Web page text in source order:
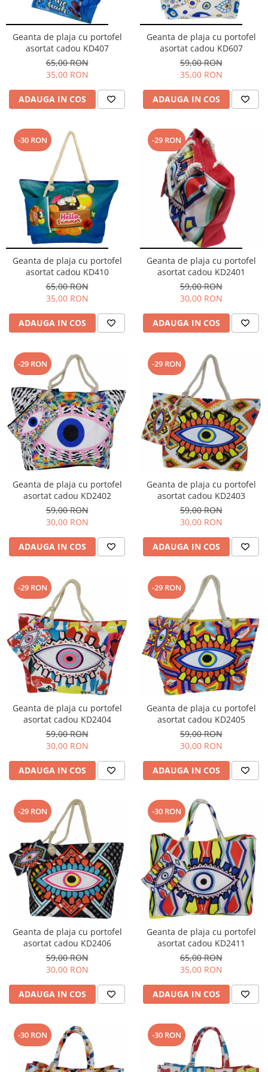
Cuverturi bumbac
Cuverturi catifea
Huse de protecție
Huse de protectie pat finet
Huse de protecție scaun
Prosoape
Prosoape de baie
Electrocasnice
Cântare electronice
Produse de cult religios
Geanta de plaja cu portofel
asortat cadou KD407
65,00 RON
35,00 RON
ADAUGA IN COS
Geanta de plaja cu portofel
asortat cadou KD607
59,00 RON
35,00 RON
ADAUGA IN COS
-30 RON
Geanta de plaja cu portofel
asortat cadou KD410
65,00 RON
35,00 RON
ADAUGA IN COS
-29 RON
Geanta de plaja cu portofel
asortat cadou KD2401
59,00 RON
30,00 RON
ADAUGA IN COS
-29 RON
Geanta de plaja cu portofel
asortat cadou KD2402
59,00 RON
30,00 RON
ADAUGA IN COS
-29 RON
Geanta de plaja cu portofel
asortat cadou KD2403
59,00 RON
30,00 RON
ADAUGA IN COS
-29 RON
Geanta de plaja cu portofel
asortat cadou KD2404
59,00 RON
30,00 RON
ADAUGA IN COS
-29 RON
Geanta de plaja cu portofel
asortat cadou KD2405
59,00 RON
30,00 RON
ADAUGA IN COS
-29 RON
Geanta de plaja cu portofel
asortat cadou KD2406
59,00 RON
30,00 RON
ADAUGA IN COS
-30 RON
Geanta de plaja cu portofel
asortat cadou KD2411
65,00 RON
35,00 RON
ADAUGA IN COS
-30 RON -30 RON